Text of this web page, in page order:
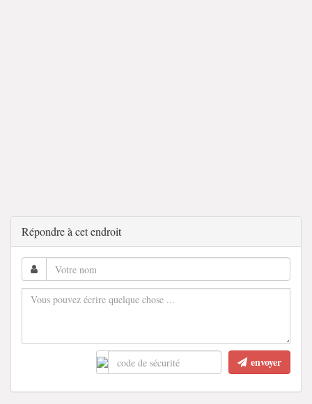
Répondre à cet endroit
envoyer